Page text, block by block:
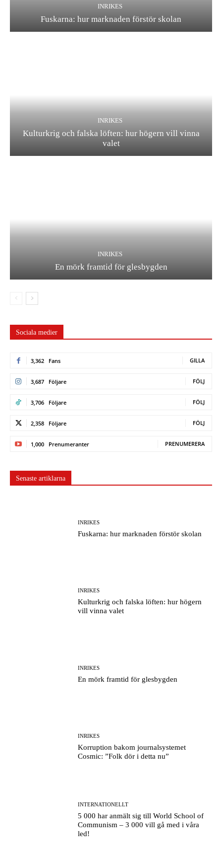
INRIKES
Fuskarna: hur marknaden förstör skolan
INRIKES
Kulturkrig och falska löften: hur högern vill vinna
valet
INRIKES
En mörk framtid för glesbygden
Sociala medier
3,362 Fans GILLA
3,687 Följare FÖLJ
3,706 Följare FÖLJ
2,358 Följare FÖLJ
1,000 Prenumeranter PRENUMERERA
Senaste artiklarna
INRIKES
Fuskarna: hur marknaden förstör skolan
INRIKES
Kulturkrig och falska löften: hur högern
vill vinna valet
INRIKES
En mörk framtid för glesbygden
INRIKES
Korruption bakom journalsystemet
Cosmic: ”Folk dör i detta nu”
INTERNATIONELLT
5 000 har anmält sig till World School of
Communism – 3 000 vill gå med i våra
led!